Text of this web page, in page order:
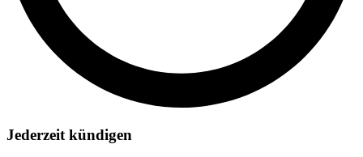
Jederzeit kündigen